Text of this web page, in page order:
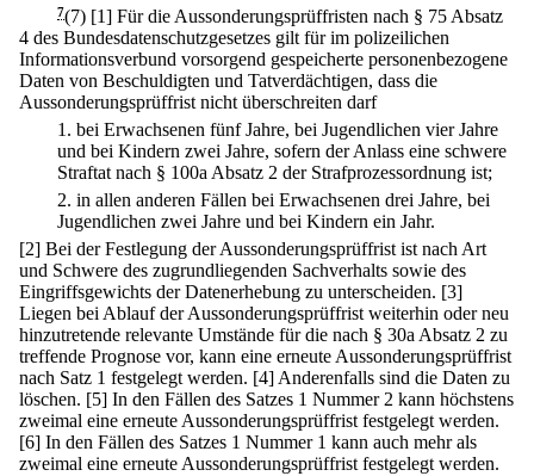
7(7) [1] Für die Aussonderungsprüffristen nach § 75 Absatz
4 des Bundesdatenschutzgesetzes gilt für im polizeilichen
Informationsverbund vorsorgend gespeicherte personenbezogene
Daten von Beschuldigten und Tatverdächtigen, dass die
Aussonderungsprüffrist nicht überschreiten darf
1. bei Erwachsenen fünf Jahre, bei Jugendlichen vier Jahre
und bei Kindern zwei Jahre, sofern der Anlass eine schwere
Straftat nach § 100a Absatz 2 der Strafprozessordnung ist;
2. in allen anderen Fällen bei Erwachsenen drei Jahre, bei
Jugendlichen zwei Jahre und bei Kindern ein Jahr.
[2] Bei der Festlegung der Aussonderungsprüffrist ist nach Art
und Schwere des zugrundliegenden Sachverhalts sowie des
Eingriffsgewichts der Datenerhebung zu unterscheiden. [3]
Liegen bei Ablauf der Aussonderungsprüffrist weiterhin oder neu
hinzutretende relevante Umstände für die nach § 30a Absatz 2 zu
treffende Prognose vor, kann eine erneute Aussonderungsprüffrist
nach Satz 1 festgelegt werden. [4] Anderenfalls sind die Daten zu
löschen. [5] In den Fällen des Satzes 1 Nummer 2 kann höchstens
zweimal eine erneute Aussonderungsprüffrist festgelegt werden.
[6] In den Fällen des Satzes 1 Nummer 1 kann auch mehr als
zweimal eine erneute Aussonderungsprüffrist festgelegt werden.